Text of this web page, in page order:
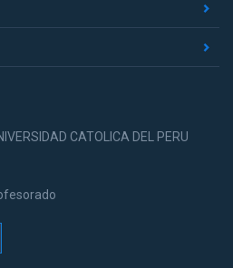
CATOLICA DEL PERU